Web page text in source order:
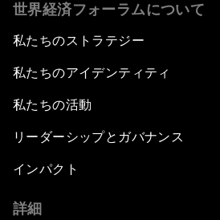
世界経済フォーラムについて
私たちのストラテジー
私たちのアイデンティティ
私たちの活動
リーダーシップとガバナンス
インパクト
詳細